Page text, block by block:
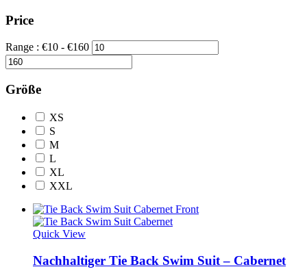
Price
Range : €10 - €160
Größe
XS
S
M
L
XL
XXL
Quick View
Nachhaltiger Tie Back Swim Suit – Cabernet